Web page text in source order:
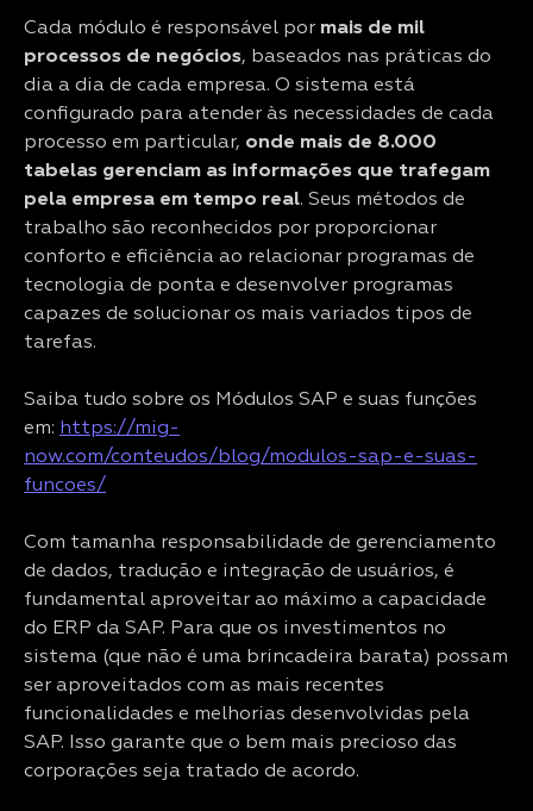
Cada módulo é responsável por mais de mil
processos de negócios, baseados nas práticas do
dia a dia de cada empresa. O sistema está
configurado para atender às necessidades de cada
processo em particular, onde mais de 8.000
tabelas gerenciam as informações que trafegam
pela empresa em tempo real. Seus métodos de
trabalho são reconhecidos por proporcionar
conforto e eficiência ao relacionar programas de
tecnologia de ponta e desenvolver programas
capazes de solucionar os mais variados tipos de
tarefas.
Saiba tudo sobre os Módulos SAP e suas funções
em: https://mig-
now.com/conteudos/blog/modulos-sap-e-suas-
funcoes/
Com tamanha responsabilidade de gerenciamento
de dados, tradução e integração de usuários, é
fundamental aproveitar ao máximo a capacidade
do ERP da SAP. Para que os investimentos no
sistema (que não é uma brincadeira barata) possam
ser aproveitados com as mais recentes
funcionalidades e melhorias desenvolvidas pela
SAP. Isso garante que o bem mais precioso das
corporações seja tratado de acordo.